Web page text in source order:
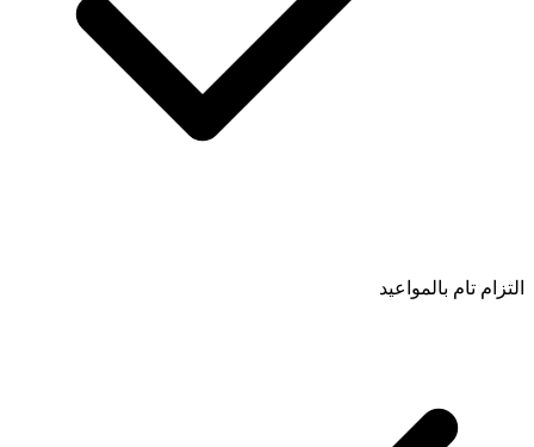
التزام تام بالمواعيد